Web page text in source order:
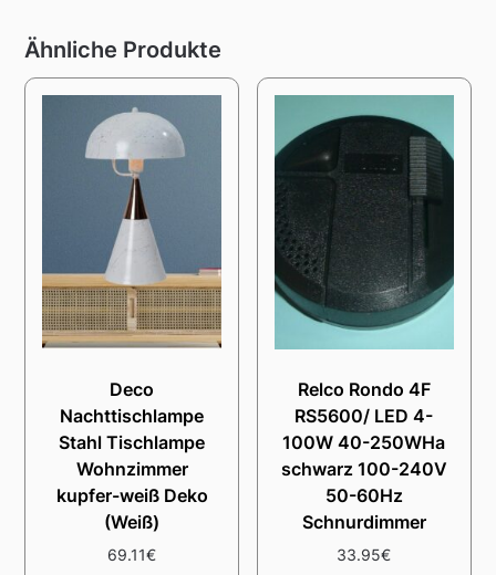
Ähnliche Produkte
Deco
Nachttischlampe
Stahl Tischlampe
Wohnzimmer
kupfer-weiß Deko
(Weiß)
69.11€
Relco Rondo 4F
RS5600/ LED 4-
100W 40-250WHa
schwarz 100-240V
50-60Hz
Schnurdimmer
33.95€